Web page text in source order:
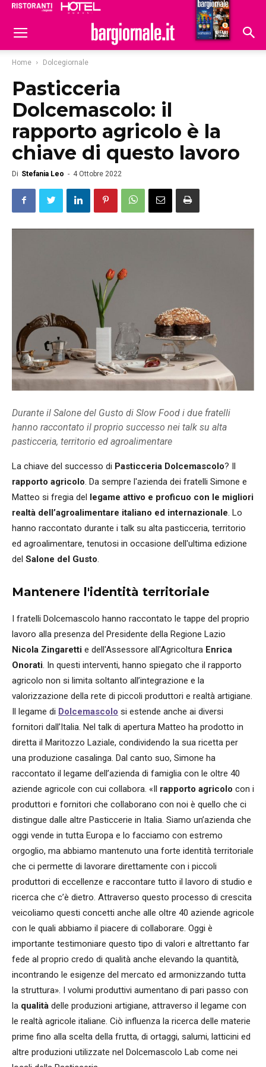
Hoteldomani
Home Dolcegiornale
Pasticceria
Dolcemascolo: il
rapporto agricolo è la
chiave di questo lavoro
Di Stefania Leo - 4 Ottobre 2022
Durante il Salone del Gusto di Slow Food i due fratelli
hanno raccontato il proprio successo nei talk su alta
pasticceria, territorio ed agroalimentare
La chiave del successo di Pasticceria Dolcemascolo? Il
rapporto agricolo. Da sempre l'azienda dei fratelli Simone e
Matteo si fregia del legame attivo e proficuo con le migliori
realtà dell’agroalimentare italiano ed internazionale. Lo
hanno raccontato durante i talk su alta pasticceria, territorio
ed agroalimentare, tenutosi in occasione dell'ultima edizione
del Salone del Gusto.
Mantenere l'identità territoriale
I fratelli Dolcemascolo hanno raccontato le tappe del proprio
lavoro alla presenza del Presidente della Regione Lazio
Nicola Zingaretti e dell'Assessore all'Agricoltura Enrica
Onorati. In questi interventi, hanno spiegato che il rapporto
agricolo non si limita soltanto all’integrazione e la
valorizzazione della rete di piccoli produttori e realtà artigiane.
Il legame di Dolcemascolo si estende anche ai diversi
fornitori dall’Italia. Nel talk di apertura Matteo ha prodotto in
diretta il Maritozzo Laziale, condividendo la sua ricetta per
una produzione casalinga. Dal canto suo, Simone ha
raccontato il legame dell’azienda di famiglia con le oltre 40
aziende agricole con cui collabora. «Il rapporto agricolo con i
produttori e fornitori che collaborano con noi è quello che ci
distingue dalle altre Pasticcerie in Italia. Siamo un’azienda che
oggi vende in tutta Europa e lo facciamo con estremo
orgoglio, ma abbiamo mantenuto una forte identità territoriale
che ci permette di lavorare direttamente con i piccoli
produttori di eccellenze e raccontare tutto il lavoro di studio e
ricerca che c’è dietro. Attraverso questo processo di crescita
veicoliamo questi concetti anche alle oltre 40 aziende agricole
con le quali abbiamo il piacere di collaborare. Oggi è
importante testimoniare questo tipo di valori e altrettanto far
fede al proprio credo di qualità anche elevando la quantità,
incontrando le esigenze del mercato ed armonizzando tutta
la struttura». I volumi produttivi aumentano di pari passo con
la qualità delle produzioni artigiane, attraverso il legame con
le realtà agricole italiane. Ciò influenza la ricerca delle materie
prime fino alla scelta della frutta, di ortaggi, salumi, latticini ed
altre produzioni utilizzate nel Dolcemascolo Lab come nei